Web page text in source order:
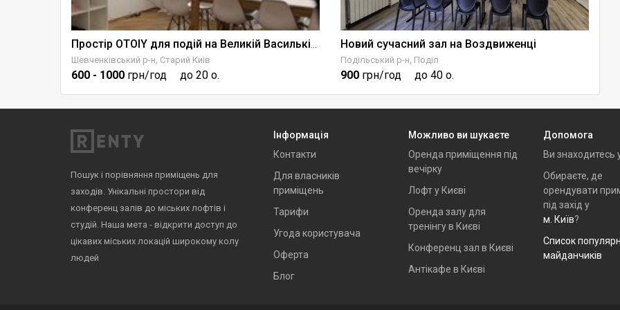
Шевченківський р-н, Старий Київ
600 - 1000 грн/год до 20 о.
Новий сучасний зал на Воздвиженці
Подільський р-н, Поділ
900 грн/год до 40 о.
Пошук і порівняння приміщень для
заходів. Унікальні простори від
конференц залів до міських лофтів і
студій. Наша мета - відкрити доступ до
цікавих міських локацій широкому колу
людей
Інформація
Контакти
Для власників
приміщень
Тарифи
Угода користувача
Оферта
Блог
Можливо ви шукаєте
Оренда приміщення під
вечірку
Лофт у Києві
Оренда залу для
тренінгу в Києві
Конференц зал в Києві
Антікафе в Києві
Допомога
Ви знаходитесь
Обираєте, де
орендувати
під захід у
м. Київ?
Список
майданчиків